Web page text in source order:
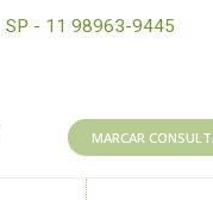
SP - 11 98963-9445
MARCAR